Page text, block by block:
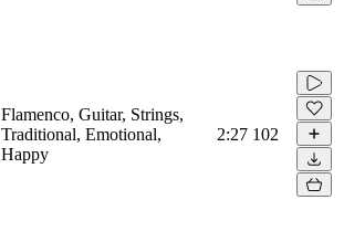
Flamenco, Guitar, Strings,
Traditional, Emotional,
Happy
2:27 102